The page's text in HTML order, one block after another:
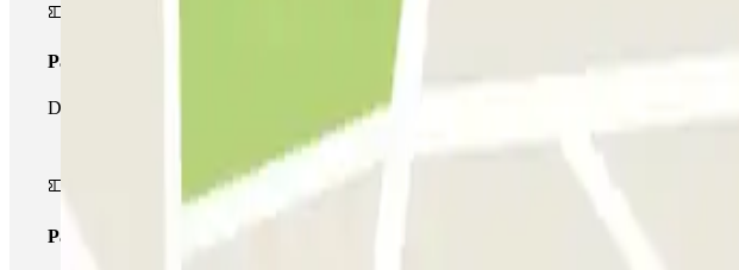
Passi simple
Durant la teva estada podràs entrar i sortir una única vegada al pàrquing
Passi multipàrquing